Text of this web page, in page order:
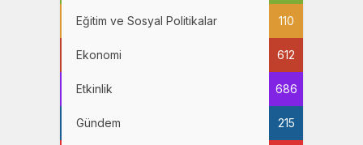
Eğitim ve Sosyal Politikalar 110
Ekonomi 612
Etkinlik 686
Gündem 215